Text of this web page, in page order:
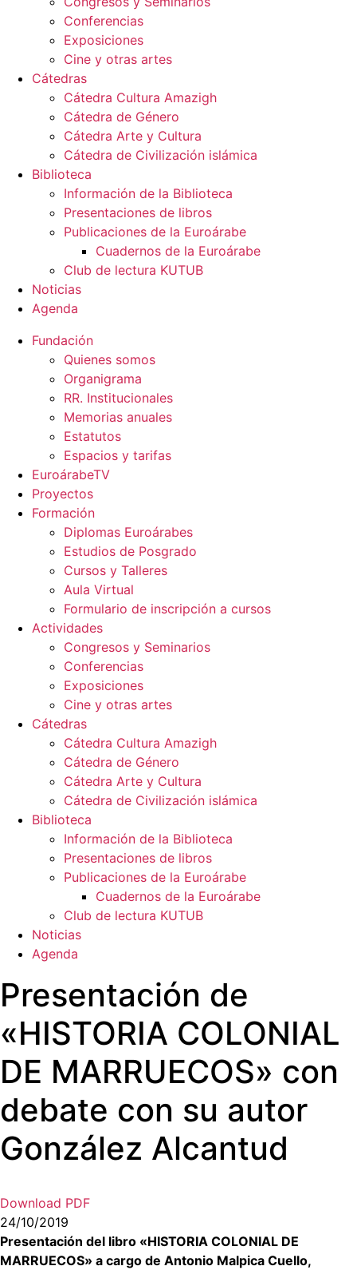
Conferencias
Exposiciones
Cine y otras artes
Cátedras
Cátedra Cultura Amazigh
Cátedra de Género
Cátedra Arte y Cultura
Cátedra de Civilización islámica
Biblioteca
Información de la Biblioteca
Presentaciones de libros
Publicaciones de la Euroárabe
Cuadernos de la Euroárabe
Club de lectura KUTUB
Noticias
Agenda
Fundación
Quienes somos
Organigrama
RR. Institucionales
Memorias anuales
Estatutos
Espacios y tarifas
EuroárabeTV
Proyectos
Formación
Diplomas Euroárabes
Estudios de Posgrado
Cursos y Talleres
Aula Virtual
Formulario de inscripción a cursos
Actividades
Congresos y Seminarios
Conferencias
Exposiciones
Cine y otras artes
Cátedras
Cátedra Cultura Amazigh
Cátedra de Género
Cátedra Arte y Cultura
Cátedra de Civilización islámica
Biblioteca
Información de la Biblioteca
Presentaciones de libros
Publicaciones de la Euroárabe
Cuadernos de la Euroárabe
Club de lectura KUTUB
Noticias
Agenda
Presentación de
«HISTORIA COLONIAL
DE MARRUECOS» con
debate con su autor
González Alcantud
Download PDF
24/10/2019
Presentación del libro «HISTORIA COLONIAL DE
MARRUECOS» a cargo de Antonio Malpica Cuello,